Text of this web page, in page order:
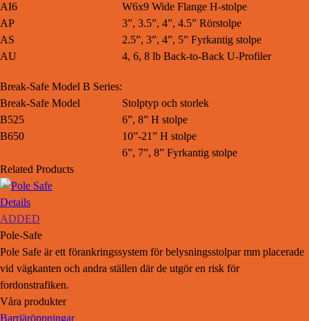
AI6
W6x9 Wide Flange H-stolpe
AP
3”, 3.5”, 4”, 4.5” Rörstolpe
AS
2.5”, 3”, 4”, 5” Fyrkantig stolpe
AU
4, 6, 8 lb Back-to-Back U-Profiler
Break-Safe Model B Series:
Break-Safe Model
Stolptyp och storlek
B525
6”, 8” H stolpe
B650
10”-21” H stolpe
6”, 7”, 8” Fyrkantig stolpe
Related Products
Details
ADDED
Pole-Safe
Pole Safe är ett förankringssystem för belysningsstolpar mm placerade
vid vägkanten och andra ställen där de utgör en risk för
fordonstrafiken.
Våra produkter
Barriäröppningar